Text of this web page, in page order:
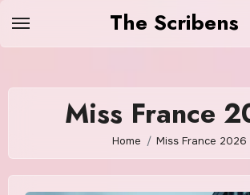
The Scribens
Miss France
Home Miss France 2026